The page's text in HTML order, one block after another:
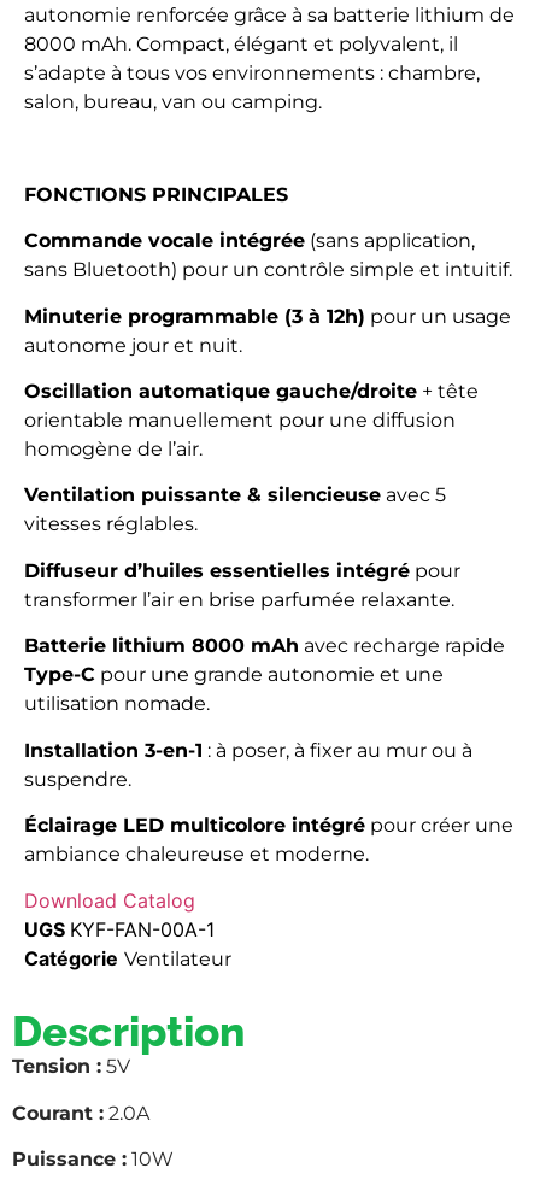
autonomie renforcée grâce à sa batterie lithium de
8000 mAh. Compact, élégant et polyvalent, il
s’adapte à tous vos environnements : chambre,
salon, bureau, van ou camping.
FONCTIONS PRINCIPALES
Commande vocale intégrée (sans application,
sans Bluetooth) pour un contrôle simple et intuitif.
Minuterie programmable (3 à 12h) pour un usage
autonome jour et nuit.
Oscillation automatique gauche/droite + tête
orientable manuellement pour une diffusion
homogène de l’air.
Ventilation puissante & silencieuse avec 5
vitesses réglables.
Diffuseur d’huiles essentielles intégré pour
transformer l’air en brise parfumée relaxante.
Batterie lithium 8000 mAh avec recharge rapide
Type-C pour une grande autonomie et une
utilisation nomade.
Installation 3-en-1 : à poser, à fixer au mur ou à
suspendre.
Éclairage LED multicolore intégré pour créer une
ambiance chaleureuse et moderne.
Download Catalog
UGS KYF-FAN-00A-1
Catégorie Ventilateur
Description
Tension : 5V
Courant : 2.0A
Puissance : 10W